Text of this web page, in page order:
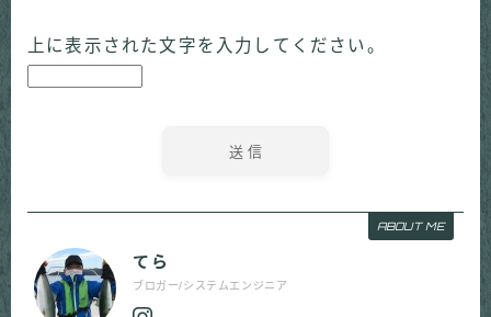
上に表示された文字を入力してください。
ABOUT ME
てら
ブロガー/システムエンジニア